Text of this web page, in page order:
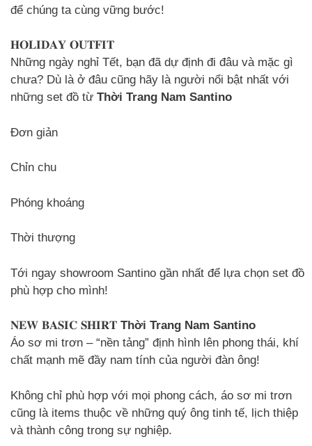
để chúng ta cùng vững bước!
𝐇𝐎𝐋𝐈𝐃𝐀𝐘 𝐎𝐔𝐓𝐅𝐈𝐓
Những ngày nghỉ Tết, bạn đã dự định đi đâu và mặc gì
chưa? Dù là ở đâu cũng hãy là người nổi bật nhất với
những set đồ từ Thời Trang Nam Santino
Đơn giản
Chỉn chu
Phóng khoáng
Thời thượng
Tới ngay showroom Santino gần nhất để lựa chọn set đồ
phù hợp cho mình!
𝐍𝐄𝐖 𝐁𝐀𝐒𝐈𝐂 𝐒𝐇𝐈𝐑𝐓 Thời Trang Nam Santino
Áo sơ mi trơn – “nền tảng” định hình lên phong thái, khí
chất mạnh mẽ đầy nam tính của người đàn ông!
Không chỉ phù hợp với mọi phong cách, áo sơ mi trơn
cũng là items thuộc về những quý ông tinh tế, lịch thiệp
và thành công trong sự nghiệp.